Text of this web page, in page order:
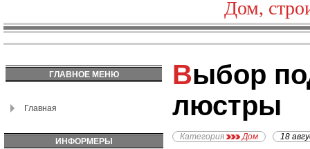
Дом,
ГЛАВНОЕ МЕНЮ
Главная
ИНФОРМЕРЫ
Выбор подвесной
люстры
Категория Дом 18